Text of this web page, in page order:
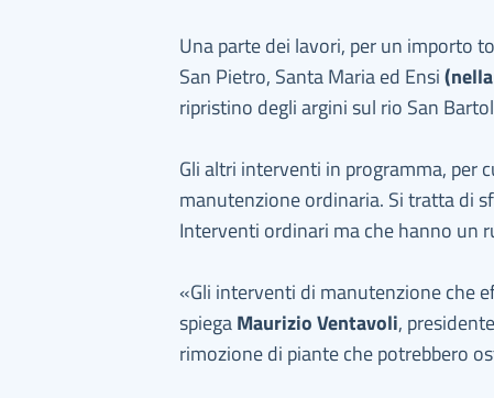
Una parte dei lavori, per un importo
San Pietro, Santa Maria ed Ensi
ripristino degli argini sul rio San
Gli altri interventi in programma, per
manutenzione ordinaria. Si tratta di
Interventi ordinari ma che hanno un
«Gli interventi di manutenzione che
spiegaMaurizio Ventavoli,
rimozione di piante che potrebbero